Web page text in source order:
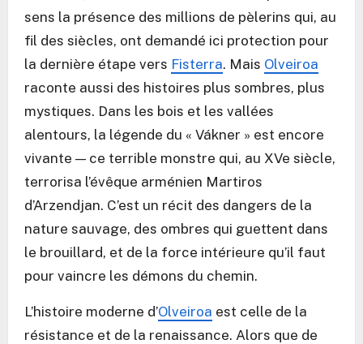
sens la présence des millions de pèlerins qui, au
fil des siècles, ont demandé ici protection pour
la dernière étape vers Fisterra. Mais Olveiroa
raconte aussi des histoires plus sombres, plus
mystiques. Dans les bois et les vallées
alentours, la légende du « Vákner » est encore
vivante — ce terrible monstre qui, au XVe siècle,
terrorisa l’évêque arménien Martiros
d’Arzendjan. C’est un récit des dangers de la
nature sauvage, des ombres qui guettent dans
le brouillard, et de la force intérieure qu’il faut
pour vaincre les démons du chemin.
L’histoire moderne d’Olveiroa est celle de la
résistance et de la renaissance. Alors que de